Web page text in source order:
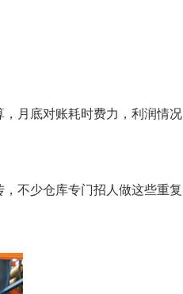
月底对账耗时费力，利润情况
不少仓库专门招人做这些重复